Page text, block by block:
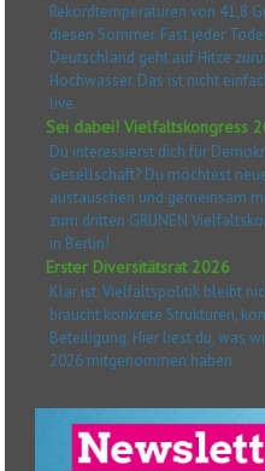
Rekordtemperaturen von 41,8
diesen Sommer. Fast jeder
Deutschland geht auf Hitze
Hochwasser. Das ist nicht
live.
Sei dabei! Vielfaltskongress
Du interessierst dich für
Gesellschaft? Du möchtest
austauschen und gemeinsam
zum dritten GRÜNEN
in Berlin!
Erster Diversitätsrat 2026
Klar ist: Vielfaltspolitik bleibt
braucht konkrete Strukturen,
Beteiligung. Hier liest du, was
2026 mitgenommen haben.